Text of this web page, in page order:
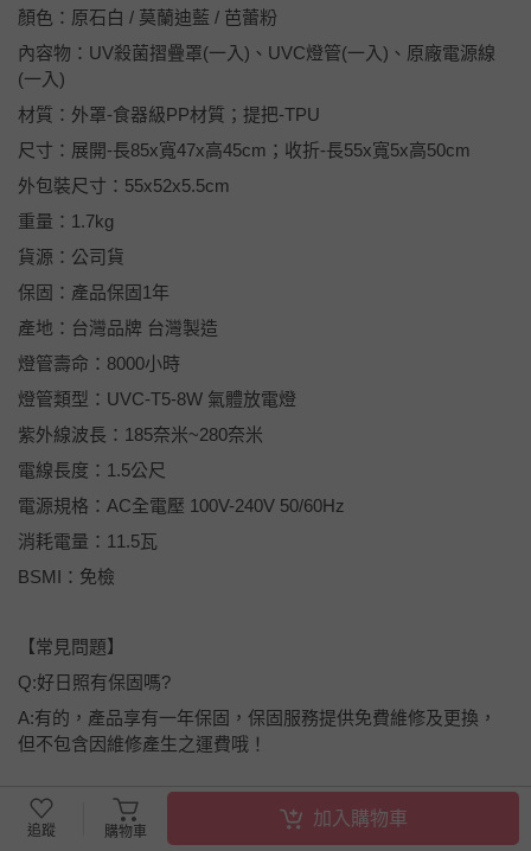
顏色：原石白 / 莫蘭迪藍 / 芭蕾粉
內容物：UV殺菌摺疊罩(一入)、UVC燈管(一入)、原廠電源線
(一入)
材質：外罩-食器級PP材質；提把-TPU
尺寸：展開-長85x寬47x高45cm；收折-長55x寬5x高50cm
外包裝尺寸：55x52x5.5cm
重量：1.7kg
貨源：公司貨
保固：產品保固1年
產地：台灣品牌 台灣製造
燈管壽命：8000小時
燈管類型：UVC-T5-8W 氣體放電燈
紫外線波長：185奈米~280奈米
電線長度：1.5公尺
電源規格：AC全電壓 100V-240V 50/60Hz
消耗電量：11.5瓦
BSMI：免檢
【常見問題】
Q:好日照有保固嗎?
A:有的，產品享有一年保固，保固服務提供免費維修及更換，
但不包含因維修產生之運費哦！
Q:使用時需要人避開嗎
追蹤 購物車
加入購物車